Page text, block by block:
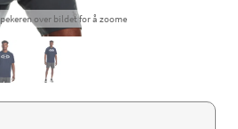
over bildet for å zoome